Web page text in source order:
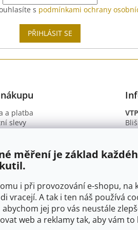
měření je základ
i při provozování e-shopu, na
vracejí. A tak i ten náš používá
jej pro vás neustále
web a reklamy tak, aby vám to
s podmínkami ochrany
PŘIHLÁSIT SE
a platba
slevy
ochrany osobních údajů
B.